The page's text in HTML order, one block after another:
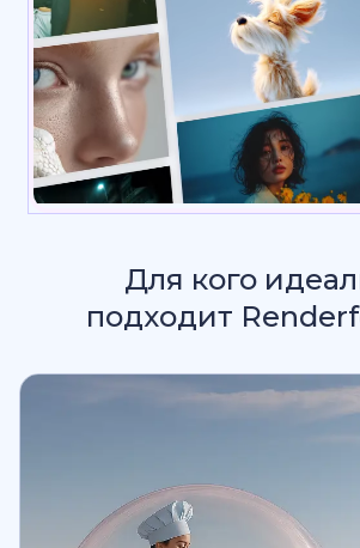
Для кого
подходит